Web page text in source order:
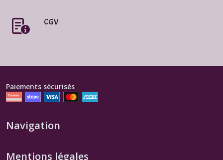
CGV
Paiements sécurisés
Navigation
Mentions légales